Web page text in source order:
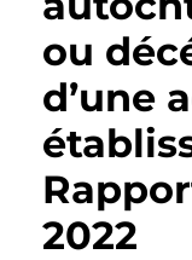
ou
d’une
2022